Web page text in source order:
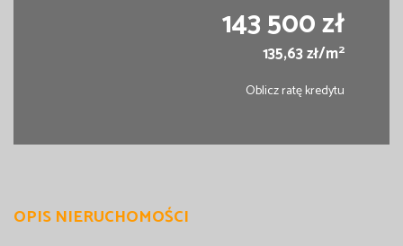
143 500 zł
135,63 zł/m2
Oblicz ratę kredytu
OPIS NIERUCHOMOŚCI